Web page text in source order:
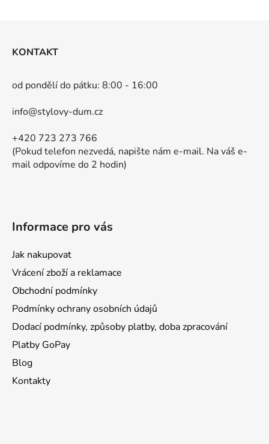
KONTAKT
od pondělí do pátku: 8:00 - 16:00
info@stylovy-dum.cz
+420 723 273 766
(Pokud telefon nezvedá, napište nám e-mail. Na váš e-
mail odpovíme do 2 hodin)
Informace pro vás
Jak nakupovat
Vrácení zboží a reklamace
Obchodní podmínky
Podmínky ochrany osobních údajů
Dodací podmínky, způsoby platby, doba zpracování
Platby GoPay
Blog
Kontakty